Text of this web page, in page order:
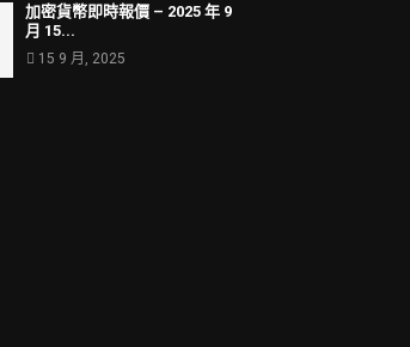
加密貨幣即時報價 – 2025 年 9
月 15...
15 9 月, 2025